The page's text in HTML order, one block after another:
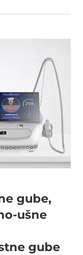
gube,
ušne
gube